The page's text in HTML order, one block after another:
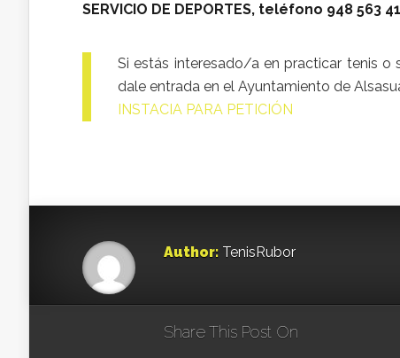
SERVICIO DE DEPORTES, teléfono 948 563
Si estás interesado/a en practicar tenis
dale entrada en el Ayuntamiento de
INSTACIA PARA PETICIÓN
Author: TenisRubor
Share This Post On